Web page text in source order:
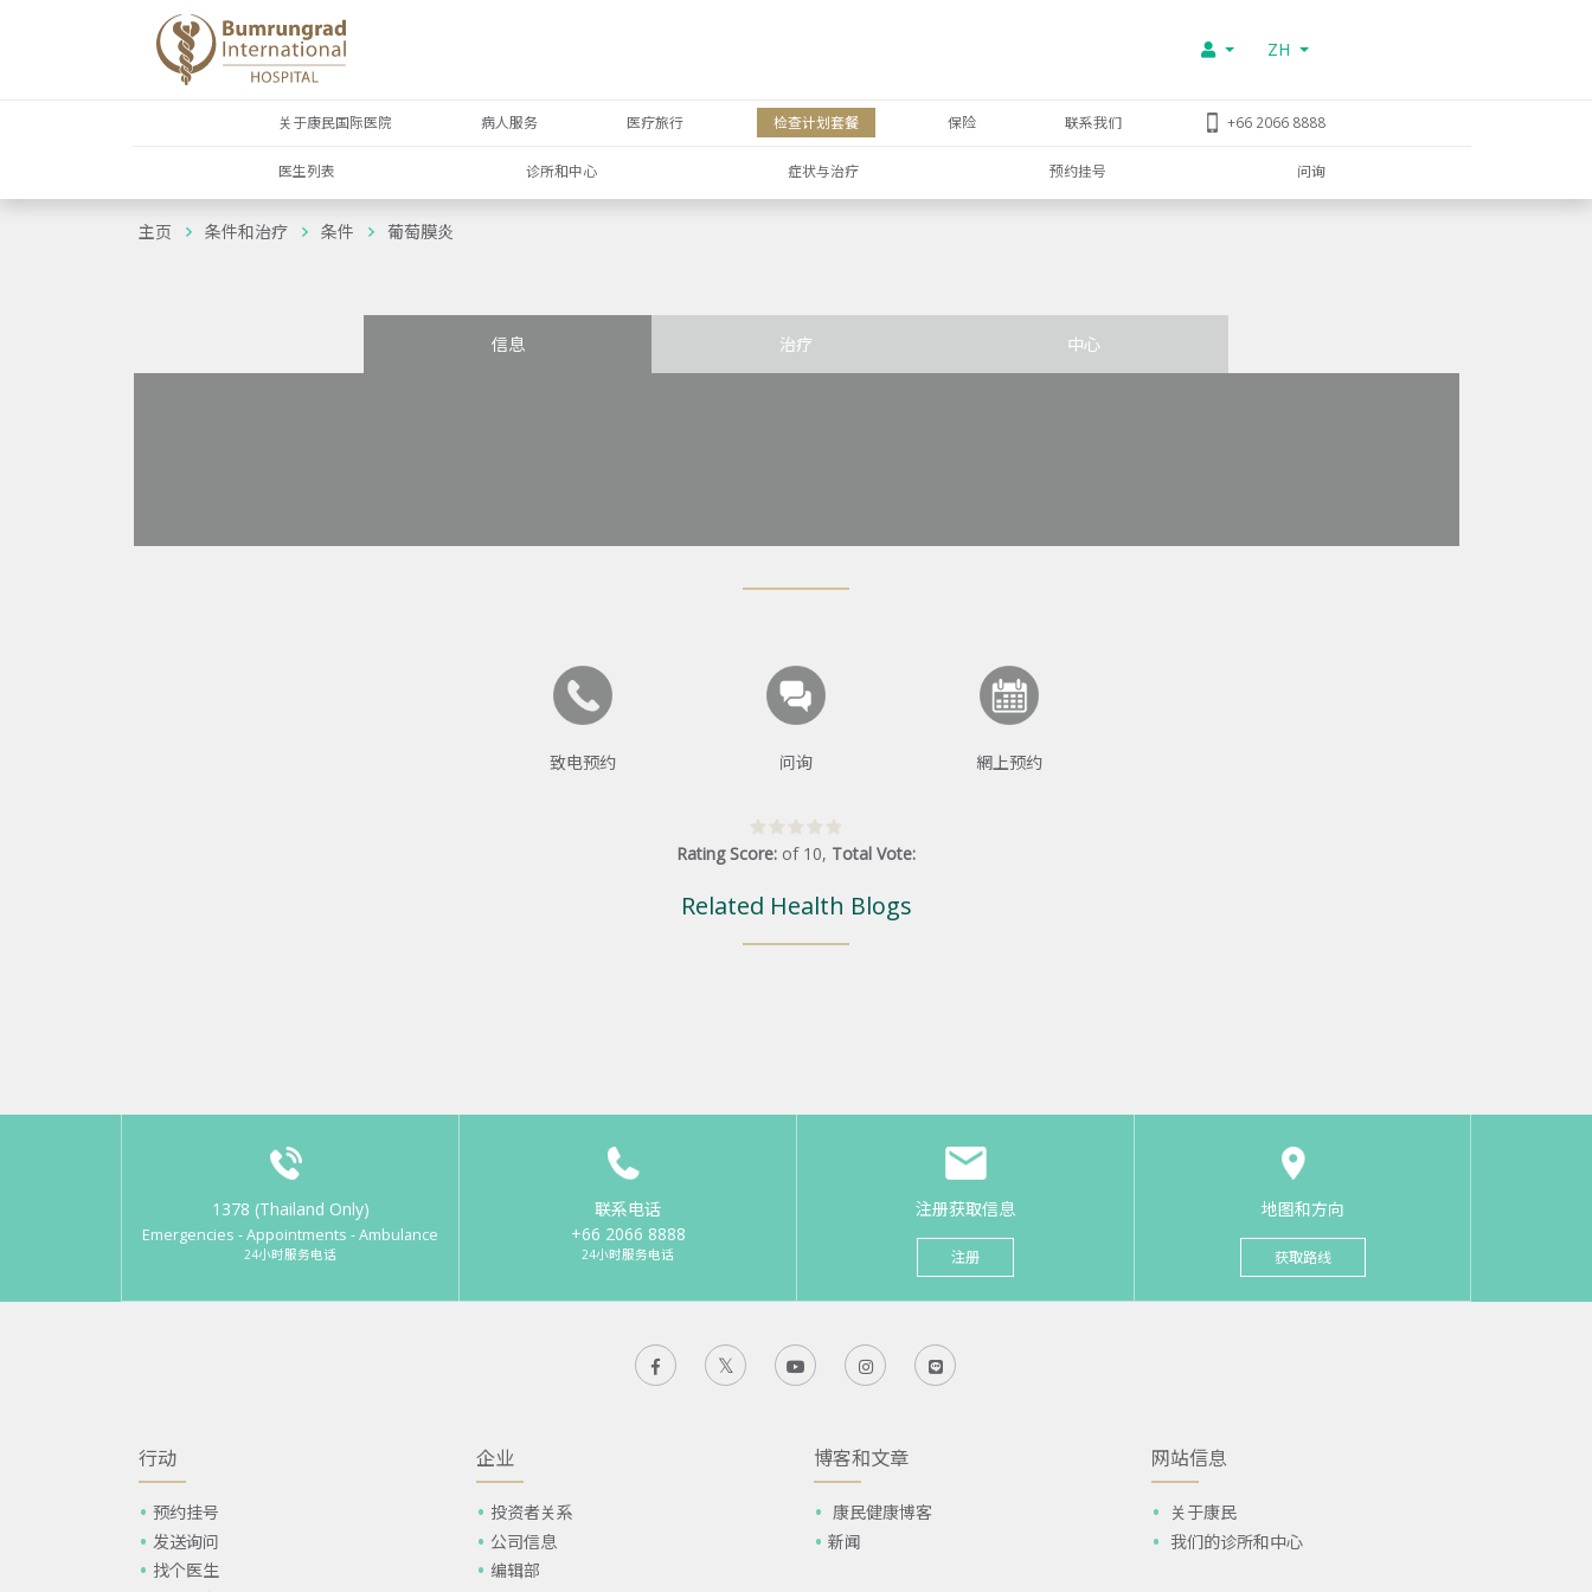
ZH
关于康民国际医院 病人服务 医疗旅行 检查计划套餐 保险 联系我们 +66 2066 8888
医生列表 诊所和中心 症状与治疗 预约挂号 问询
主页 条件和治疗 条件 葡萄膜炎
信息 治疗 中心
致电预约 问询 網上预约
Rating Score: of 10, Total Vote:
Related Health Blogs
1378 (Thailand Only)
Emergencies - Appointments - Ambulance
24小时服务电话
联系电话
+66 2066 8888
24小时服务电话
注册获取信息
注册
地图和方向
获取路线
行动
预约挂号
发送询问
找个医生
企业
投资者关系
公司信息
编辑部
博客和文章
康民健康博客
新闻
网站信息
关于康民
我们的诊所和中心